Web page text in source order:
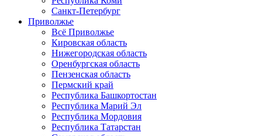
Санкт-Петербург
Приволжье
Всё Приволжье
Кировская область
Нижегородская область
Оренбургская область
Пензенская область
Пермский край
Республика Башкортостан
Республика Марий Эл
Республика Мордовия
Республика Татарстан